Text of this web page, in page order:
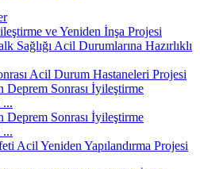
ve Yeniden İnşa Projesi
Sağlığı Acil Durumlarına Hazırlıklı
Acil Durum Hastaneleri Projesi
Deprem Sonrası İyileştirme
...
Deprem Sonrası İyileştirme
...
Acil Yeniden Yapılandırma Projesi